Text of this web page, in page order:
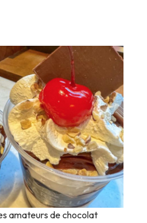
amateurs de chocolat